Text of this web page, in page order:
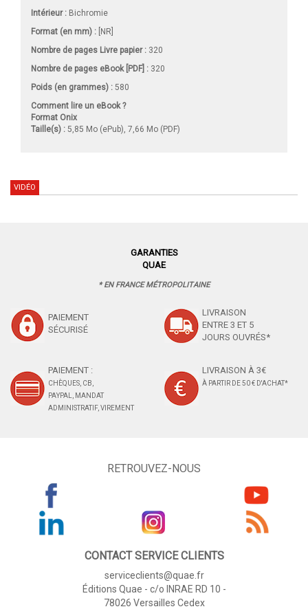
Intérieur : Bichromie
Format (en mm) : [NR]
Nombre de pages Livre papier: 320
Nombre de pages eBook [PDF] : 320
Poids (en grammes) : 580
Comment lire un eBook ?
Format Onix
Taille(s) : 5,85 Mo (ePub), 7,66 Mo (PDF)
VIDÉO
GARANTIES
QUAE
* EN FRANCE MÉTROPOLITAINE
PAIEMENT
SÉCURISÉ
LIVRAISON
ENTRE 3 ET 5
JOURS OUVRÉS*
PAIEMENT :
CHÈQUES, CB,
PAYPAL, MANDAT
ADMINISTRATIF, VIREMENT
LIVRAISON À 3€
À PARTIR DE 50 € D'ACHAT*
RETROUVEZ-NOUS
CONTACT SERVICE CLIENTS
serviceclients@quae.fr
Éditions Quae - c/o INRAE RD 10 -
78026 Versailles Cedex